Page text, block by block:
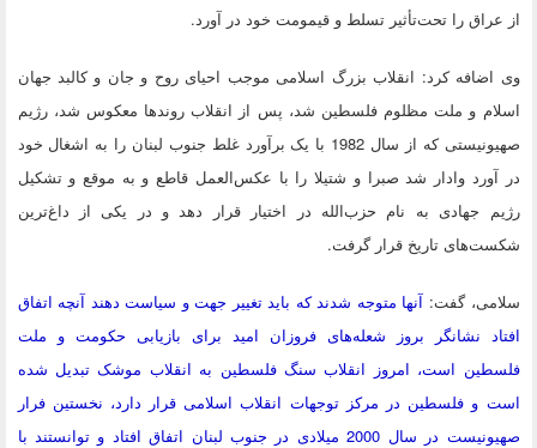
از عراق را تحت‌تأثیر تسلط و قیمومت خود در آورد.
وی اضافه کرد: انقلاب بزرگ اسلامی موجب احیای روح و جان و کالبد جهان
اسلام و ملت مظلوم فلسطین شد، پس از انقلاب روندها معکوس شد، رژیم
صهیونیستی که از سال 1982 با یک برآورد غلط جنوب لبنان را به اشغال خود
در آورد وادار شد صبرا و شتیلا را با عکس‌العمل قاطع و به موقع و تشکیل
رژیم جهادی به نام حزب‌الله در اختیار قرار دهد و در یکی از داغ‌ترین
شکست‌های تاریخ قرار گرفت.
سلامی، گفت: آنها متوجه شدند که باید تغییر جهت و سیاست دهند آنچه اتفاق
افتاد نشانگر بروز شعله‌های فروزان امید برای بازیابی حکومت و ملت
فلسطین است، امروز انقلاب سنگ فلسطین به انقلاب موشک تبدیل شده
است و فلسطین در مرکز توجهات انقلاب اسلامی قرار دارد، نخستین فرار
صهیونیست در سال 2000 میلادی در جنوب لبنان اتفاق افتاد و توانستند با